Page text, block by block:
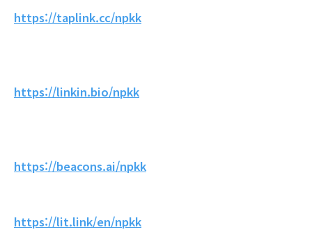
https://taplink.cc/npkk
https://linkin.bio/npkk
https://beacons.ai/npkk
https://lit.link/en/npkk